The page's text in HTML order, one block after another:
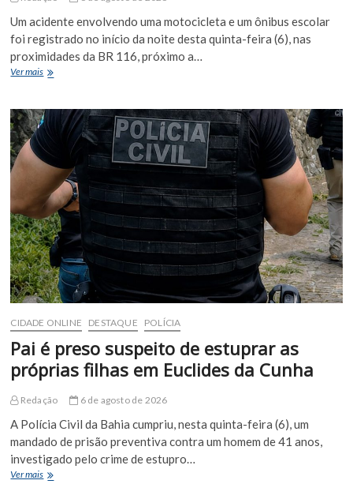
Um acidente envolvendo uma motocicleta e um ônibus escolar
foi registrado no início da noite desta quinta-feira (6), nas
proximidades da BR 116, próximo a…
Ver maisMotociclista
após
colisão
com
ônibus
escolar
em
Euclides
da
Cunha
CIDADE ONLINE DESTAQUE POLÍCIA
Pai é preso suspeito de estuprar as
próprias filhas em Euclides da Cunha
Redação 6 de agosto de 2026
A Polícia Civil da Bahia cumpriu, nesta quinta-feira (6), um
mandado de prisão preventiva contra um homem de 41 anos,
investigado pelo crime de estupro…
Ver maisPai